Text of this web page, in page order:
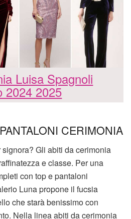
Luisa Spagnoli
2024 2025
CERIMONIA
signora? Gli abiti da cerimonia
e classe. Per una
con top e pantaloni
Luna propone il fucsia
che starà benissimo con
Nella linea abiti da cerimonia